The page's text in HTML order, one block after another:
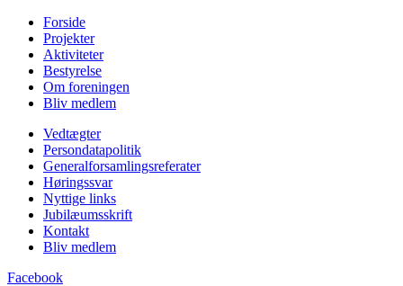
Forside
Projekter
Aktiviteter
Bestyrelse
Om foreningen
Bliv medlem
Vedtægter
Persondatapolitik
Generalforsamlingsreferater
Høringssvar
Nyttige links
Jubilæumsskrift
Kontakt
Bliv medlem
Facebook